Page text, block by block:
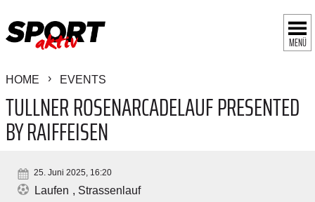
MENÜ
HOME EVENTS
TULLNER ROSENARCADELAUF PRESENTED
BY RAIFFEISEN
25. Juni 2025, 16:20
Laufen
Strassenlauf